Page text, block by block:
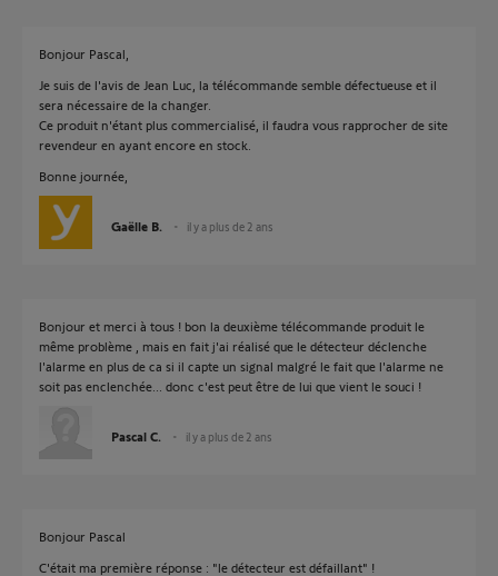
Bonjour Pascal,
Je suis de l'avis de Jean Luc, la télécommande semble défectueuse et il
sera nécessaire de la changer.
Ce produit n'étant plus commercialisé, il faudra vous rapprocher de site
revendeur en ayant encore en stock.
Bonne journée,
Gaëlle B. il y a plus de 2 ans
Bonjour et merci à tous ! bon la deuxième télécommande produit le
même problème , mais en fait j'ai réalisé que le détecteur déclenche
l'alarme en plus de ca si il capte un signal malgré le fait que l'alarme ne
soit pas enclenchée... donc c'est peut être de lui que vient le souci !
Pascal C. il y a plus de 2 ans
Bonjour Pascal
C'était ma première réponse : "le détecteur est défaillant" !